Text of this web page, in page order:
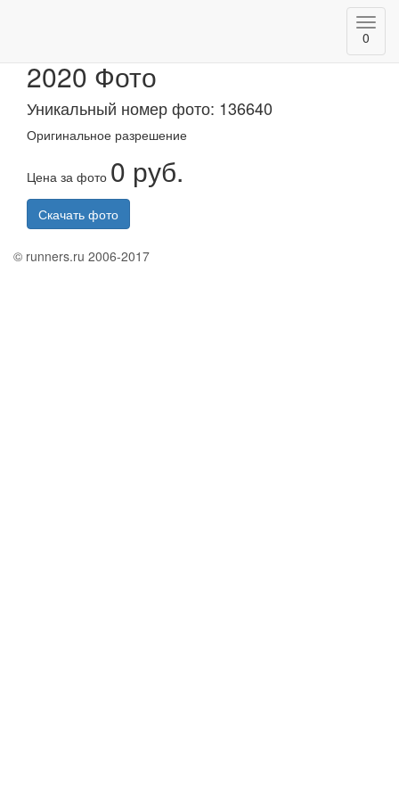
0
2020 Фото
Уникальный номер фото: 136640
Оригинальное разрешение
Цена за фото 0 руб.
Скачать фото
© runners.ru 2006-2017